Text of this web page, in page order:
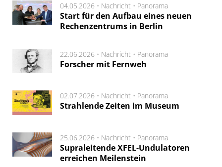
04.05.2026 • Nachricht • Panorama
Start für den Aufbau eines neuen
Rechenzentrums in Berlin
22.06.2026 • Nachricht • Panorama
Forscher mit Fernweh
02.07.2026 • Nachricht • Panorama
Strahlende Zeiten im Museum
25.06.2026 • Nachricht • Panorama
Supraleitende XFEL-Undulatoren
erreichen Meilenstein